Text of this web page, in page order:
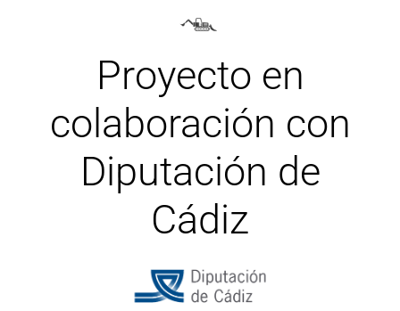
Proyecto en
colaboración con
Diputación de
Cádiz